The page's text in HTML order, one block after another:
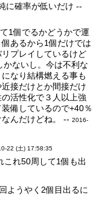
に確率が低いだけ --
1個でるかどうかで運
あるから1個だけでは
プレイしているけど
ないし。今は不利な
なり結構燃える事も
接だけとか間接だけ
活性化で３人以上強
備しているので+40％
なんだけどね。 --2016-
22 (土) 17:58:35
これ50周して1個も出
ようやく2個目出るに